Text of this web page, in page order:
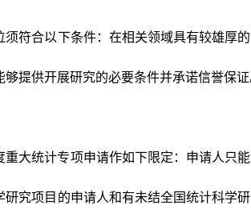
合以下条件：在相关领域具有较雄厚的
够提供开展研究的必要条件并承诺信誉保
重大统计专项申请作如下限定：申请人只
研究项目的申请人和有未结全国统计科学